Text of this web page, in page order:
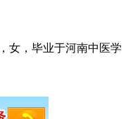
女，毕业于河南中医学